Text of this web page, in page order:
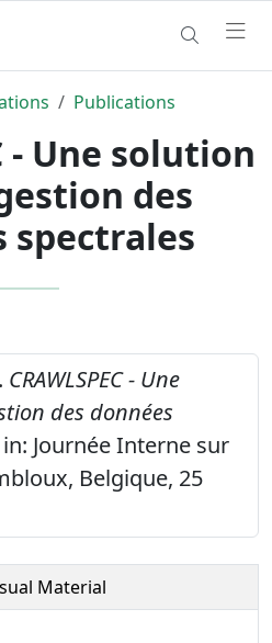
Publications
- Une solution
des
spectrales
CRAWLSPEC - Une
des données
Journée Interne sur
Belgique, 25
Material